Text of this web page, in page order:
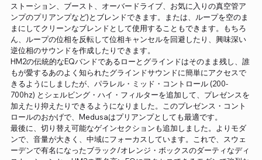
ストーション、ブースト、オーバードライブ、お気に入りの真空管ア
ンプのプリアンプなど)とブレンドできます。または、ループを空のま
まにしてクリーンなブレンドとして使用することもできます。もちろ
ん、ループの位相を反転して位相キャンセルを回避したり、興味深い
逆位相のサウンドを作成したりできます。
HM2の伝統的なEQバンドであるローとグラインドはそのまま残し、誰
もが愛するあのよく知られたグラインドサウンドに簡単にアクセスで
きるようにしましたが、パラレル・ミッド・コントロール (200-
700hz) とシェルビング・ハイ・フィルターを追加して、プレゼンスを
加えたり抑えたりできるようになりました。このプレゼンス・コント
ロールのおかげで、Medusaはプリアンプとしても最適です。
最後に、切り替え可能なゲインセクションも追加しました。よりモダ
ンで、音量が大きく、中域にフォーカスしています。これで、スウェ
ーデンで有名になったブラック/オレンジ・ボックスのダーティなディ